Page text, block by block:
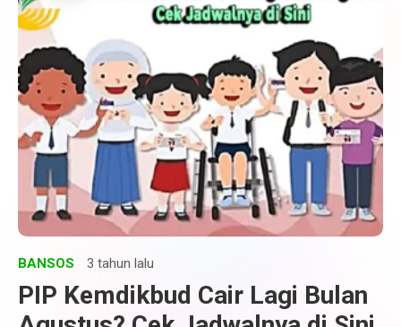
BANSOS 3 tahun lalu
PIP Kemdikbud Cair Lagi Bulan